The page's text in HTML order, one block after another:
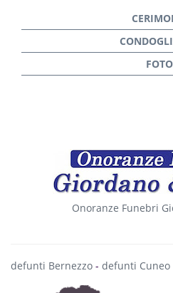
Onoranze Funebri
defunti Bernezzo - defunti Cuneo